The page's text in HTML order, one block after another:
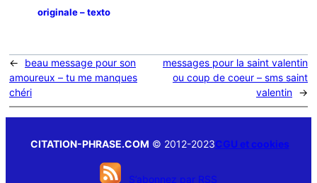
originale – texto
←
beau message pour son
amoureux – tu me manques
chéri
messages pour la saint valentin
ou coup de coeur – sms saint
valentin →
CITATION-PHRASE.COM © 2012-2023CGU et cookies
S’abonnez par RSS